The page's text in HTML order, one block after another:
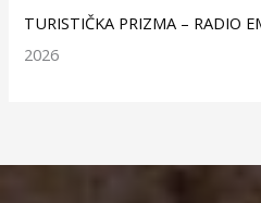
TURISTIČKA PRIZMA – RADIO
2026